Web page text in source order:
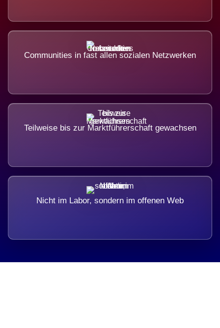
Communities in fast allen sozialen Netzwerken
Teilweise bis zur Marktführerschaft gewachsen
Nicht im Labor, sondern im offenen Web